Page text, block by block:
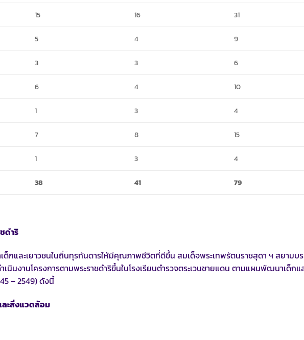
15 16 31
5 4 9
3 3 6
6 4 10
1 3 4
7 8 15
1 3 4
38 41 79
ดำริ
เยาวชนในถิ่นทุรกันดารให้มีคุณภาพชีวิตที่ดีขึ้น สมเด็จพระเทพรัตนราชสุดา ฯ สยามบร
นินงานโครงการตามพระราชดำริขึ้นในโรงเรียนตำรวจตระเวนชายแดน ตามแผนพัฒนาเด็กแ
– 2549) ดังนี้
ละสิ่งแวดล้อม